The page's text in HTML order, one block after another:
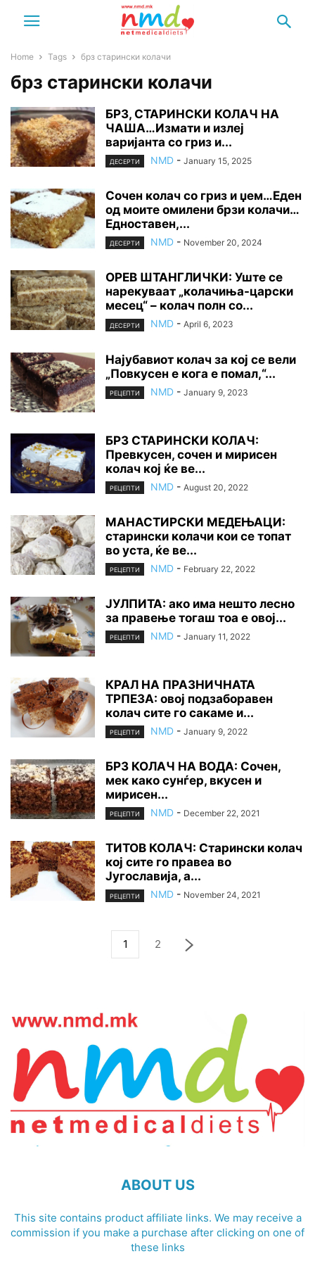
Home Tags брз старински колачи
брз старински колачи
БРЗ, СТАРИНСКИ КОЛАЧ НА
ЧАША…Измати и излеј
варијанта со гриз и...
ДЕСЕРТИ NMD - January 15, 2025
Сочен колач со гриз и џем…Еден
од моите омилени брзи колачи…
Едноставен,...
ДЕСЕРТИ NMD - November 20, 2024
ОРЕВ ШТАНГЛИЧКИ: Уште се
нарекуваат „колачиња-царски
месец“ – колач полн со...
ДЕСЕРТИ NMD - April 6, 2023
Најубавиот колач за кој се вели
„Повкусен е кога е помал,“...
РЕЦЕПТИ NMD - January 9, 2023
БРЗ СТАРИНСКИ КОЛАЧ:
Превкусен, сочен и мирисен
колач кој ќе ве...
РЕЦЕПТИ NMD - August 20, 2022
МАНАСТИРСКИ МЕДЕЊАЦИ:
старински колачи кои се топат
во уста, ќе ве...
РЕЦЕПТИ NMD - February 22, 2022
ЈУЛПИТА: ако има нешто лесно
за правење тогаш тоа е овој...
РЕЦЕПТИ NMD - January 11, 2022
КРАЛ НА ПРАЗНИЧНАТА
ТРПЕЗА: овој подзаборавен
колач сите го сакаме и...
РЕЦЕПТИ NMD - January 9, 2022
БРЗ КОЛАЧ НА ВОДА: Сочен,
мек како сунѓер, вкусен и
мирисен...
РЕЦЕПТИ NMD - December 22, 2021
ТИТОВ КОЛАЧ: Старински колач
кој сите го правеа во
Југославија, а...
РЕЦЕПТИ NMD - November 24, 2021
1 2
ABOUT US
This site contains product affiliate links. We may receive a
commission if you make a purchase after clicking on one of
these links